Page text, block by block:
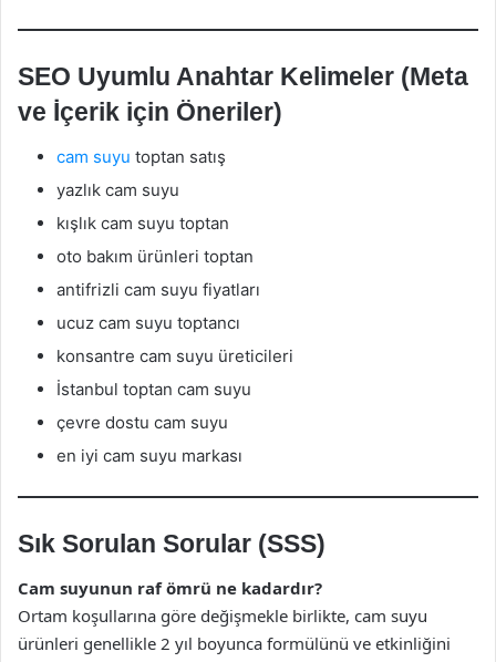
SEO Uyumlu Anahtar Kelimeler (Meta
ve İçerik için Öneriler)
cam suyu toptan satış
yazlık cam suyu
kışlık cam suyu toptan
oto bakım ürünleri toptan
antifrizli cam suyu fiyatları
ucuz cam suyu toptancı
konsantre cam suyu üreticileri
İstanbul toptan cam suyu
çevre dostu cam suyu
en iyi cam suyu markası
Sık Sorulan Sorular (SSS)
Cam suyunun raf ömrü ne kadardır?
Ortam koşullarına göre değişmekle birlikte, cam suyu
ürünleri genellikle 2 yıl boyunca formülünü ve etkinliğini